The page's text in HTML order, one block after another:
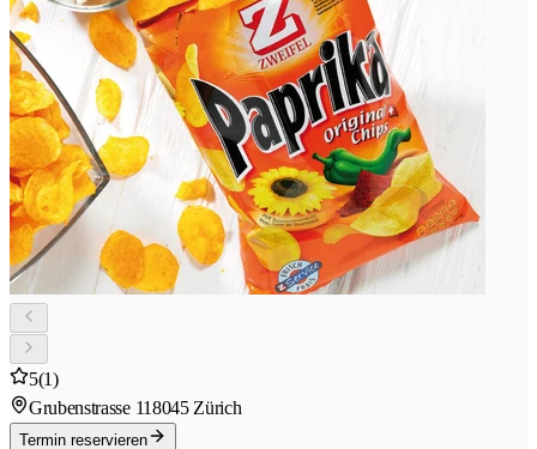
5(1)
Grubenstrasse 118045 Zürich
Termin reservieren